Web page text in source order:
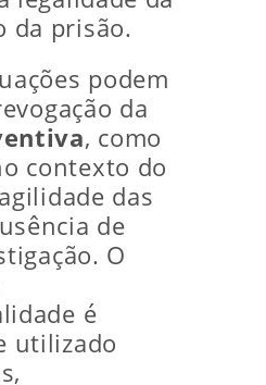
da prisão.
podem
da
, como
contexto do
das
de
O
é
utilizado